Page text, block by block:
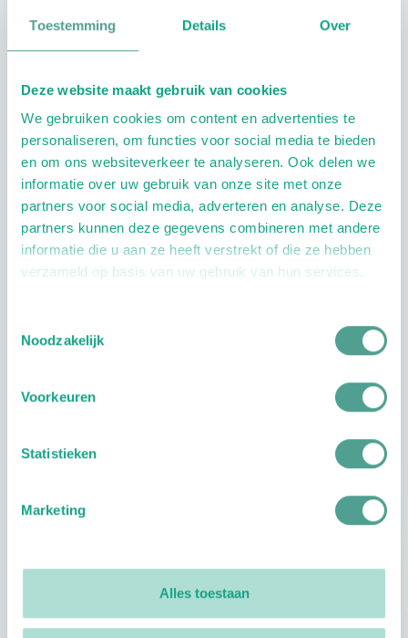
Toestemming Details Over
Deze website maakt gebruik van cookies
We gebruiken cookies om content en advertenties te
personaliseren, om functies voor social media te bieden
en om ons websiteverkeer te analyseren. Ook delen we
informatie over uw gebruik van onze site met onze
partners voor social media, adverteren en analyse. Deze
partners kunnen deze gegevens combineren met andere
informatie die u aan ze heeft verstrekt of die ze hebben
verzameld op basis van uw gebruik van hun services.
Noodzakelijk
Voorkeuren
Statistieken
Marketing
Alles toestaan
Schrijf ook een review
Aandachtsgebieden
Diabetes Reuma
Extra opties
Openingstijden
Reviews 0reviews
Footer